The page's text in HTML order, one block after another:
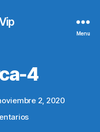
Menu
4
2, 2020
en